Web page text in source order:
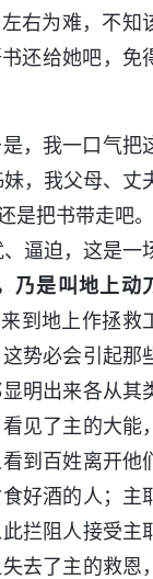
右为难，不知
还给她吧，免
，我一口气把
，我父母、丈
是把书带走吧
逼迫，这是一
乃是叫地上动
到地上作拯救
势必会引起那
明出来各从其
见了主的大能，
到百姓离开他
好酒的人；主
拦阻人接受主
去了主的救恩，